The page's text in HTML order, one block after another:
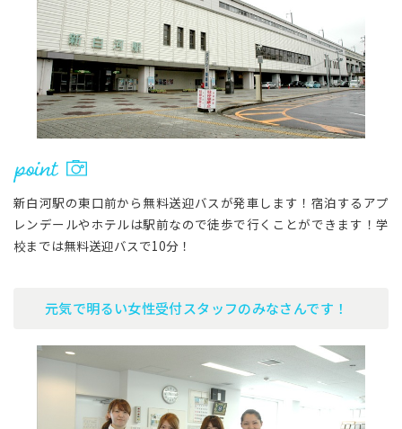
新白河駅の東口前から無料送迎バスが発車します！宿泊するアプ
レンデールやホテルは駅前なので徒歩で行くことができます！学
校までは無料送迎バスで10分！
元気で明るい女性受付スタッフのみなさんです！